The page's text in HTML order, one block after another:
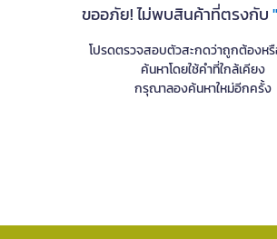
ขออภัย! ไม่พบสินค้าที่ตรงกับ
โปรดตรวจสอบตัวสะกดว่าถูกต้องหรื
ค้นหาโดยใช้คำที่ใกล้เคียง
กรุณาลองค้นหาใหม่อีกครั้ง